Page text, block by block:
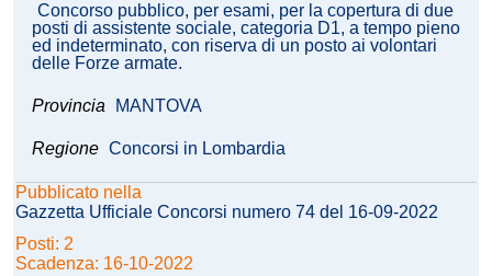
Concorso pubblico, per esami, per la copertura di due
posti di assistente sociale, categoria D1, a tempo pieno
ed indeterminato, con riserva di un posto ai volontari
delle Forze armate.
Provincia MANTOVA
Regione Concorsi in Lombardia
Pubblicato nella
Gazzetta Ufficiale Concorsi numero 74 del 16-09-2022
Posti: 2
Scadenza: 16-10-2022